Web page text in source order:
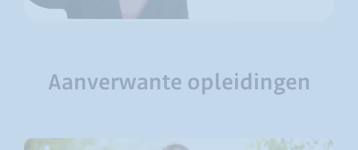
Aanverwante opleidingen